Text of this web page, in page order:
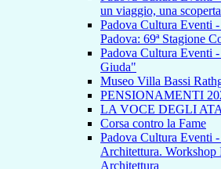
un viaggio, una scoperta
Padova Cultura Eventi
Padova: 69ª Stagione
Padova Cultura Eventi
Giuda"
Museo Villa Bassi
PENSIONAMENTI
LA VOCE DEGLI ATA
Corsa contro la Fame
Padova Cultura Eventi
Architettura. Workshop
Architettura